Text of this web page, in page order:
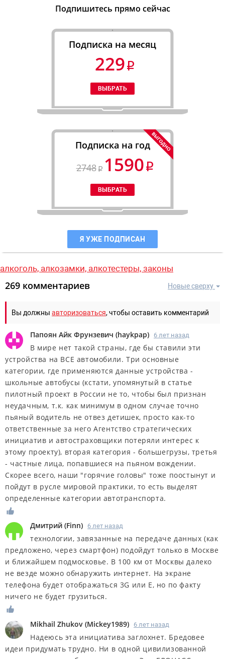
Подпишитесь прямо сейчас
Подписка на месяц
229
Подписка на год
2748
1590
Я УЖЕ ПОДПИСАН
алкоголь, алкозамки, алкотестеры, законы
Новые сверху
269 комментариев
Вы должны авторизоваться, чтобы оставить комментарий
Папоян Айк Фрунзевич (haykpap) 6 лет назад
В мире нет такой страны, где бы ставили эти
устройства на ВСЕ автомобили. Три основные
категории, где применяются данные устройства -
школьные автобусы (кстати, упомянутый в статье
пилотный проект в России не то, чтобы был признан
неудачным, т.к. как минимум в одном случае точно
пьяный водитель не отвез детишек, просто как-то
ответственные за него Агентство стратегических
инициатив и автостраховщики потеряли интерес к
этому проекту), вторая категория - большегрузы, третья
- частные лица, попавшиеся на пьяном вождении.
Скорее всего, наши "горячие головы" тоже поостынут и
пойдут в русле мировой практики, то есть выделят
определенные категории автотранспорта.
Дмитрий (Finn) 6 лет назад
технологии, завязанные на передаче данных (как
предложено, через смартфон) подойдут только в Москве
и ближайшем подмосковье. В 100 км от Москвы далеко
не везде можно обнаружить интернет. На экране
телефона будет отображаться 3G или E, но по факту
ничего не будет грузиться.
Mikhail Zhukov (Mickey1989) 6 лет назад
Надеюсь эта инициатива заглохнет. Бредовее
идеи придумать трудно. Ни в одной цивилизованной